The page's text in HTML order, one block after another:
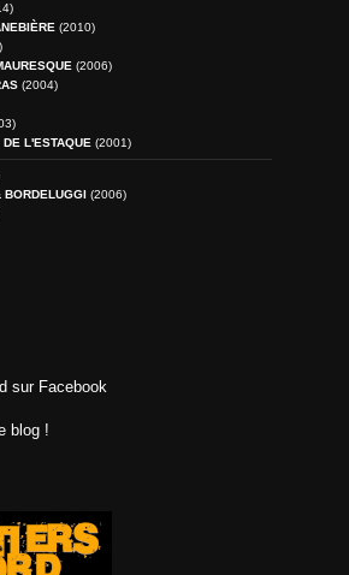
(2010)
(2006)
(2004)
L'ESTAQUE(2001)
BORDELUGGI(2006)
sur Facebook
blog !